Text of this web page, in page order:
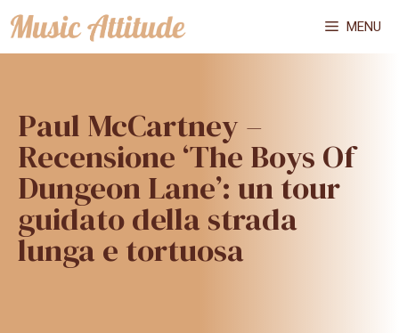
Vai
al
MENU
Paul McCartney –
Recensione ‘The Boys Of
Dungeon Lane’: un tour
guidato della strada
lunga e tortuosa